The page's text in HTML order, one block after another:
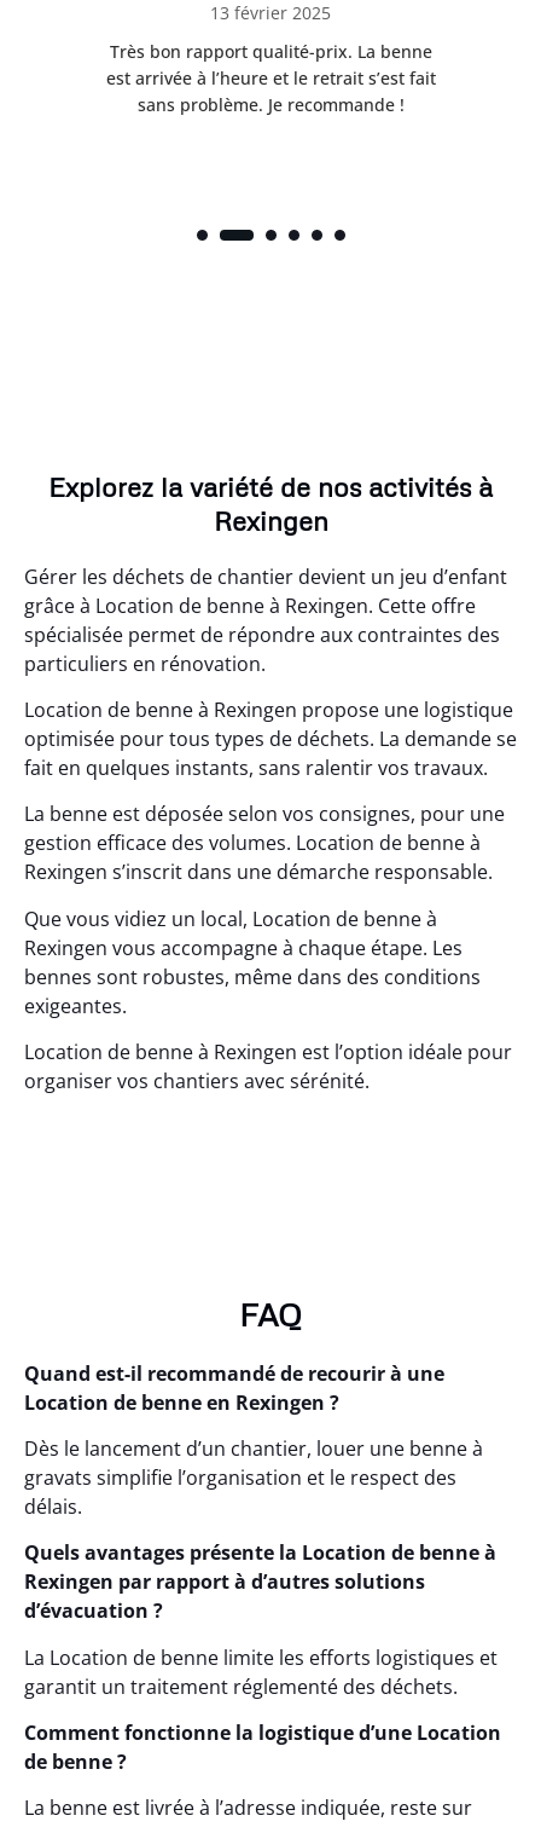
13 février 2025
Très bon rapport qualité-prix. La benne
est arrivée à l’heure et le retrait s’est fait
sans problème. Je recommande !
Explorez la variété de nos activités à
Rexingen
Gérer les déchets de chantier devient un jeu d’enfant
grâce à Location de benne à Rexingen. Cette offre
spécialisée permet de répondre aux contraintes des
particuliers en rénovation.
Location de benne à Rexingen propose une logistique
optimisée pour tous types de déchets. La demande se
fait en quelques instants, sans ralentir vos travaux.
La benne est déposée selon vos consignes, pour une
gestion efficace des volumes. Location de benne à
Rexingen s’inscrit dans une démarche responsable.
Que vous vidiez un local, Location de benne à
Rexingen vous accompagne à chaque étape. Les
bennes sont robustes, même dans des conditions
exigeantes.
Location de benne à Rexingen est l’option idéale pour
organiser vos chantiers avec sérénité.
FAQ
Quand est-il recommandé de recourir à une
Location de benne en Rexingen ?
Dès le lancement d’un chantier, louer une benne à
gravats simplifie l’organisation et le respect des
délais.
Quels avantages présente la Location de benne à
Rexingen par rapport à d’autres solutions
d’évacuation ?
La Location de benne limite les efforts logistiques et
garantit un traitement réglementé des déchets.
Comment fonctionne la logistique d’une Location
de benne ?
La benne est livrée à l’adresse indiquée, reste sur